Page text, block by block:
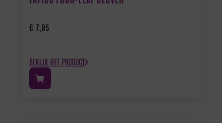
€ 7,95
BEKIJK HET PRODUCT